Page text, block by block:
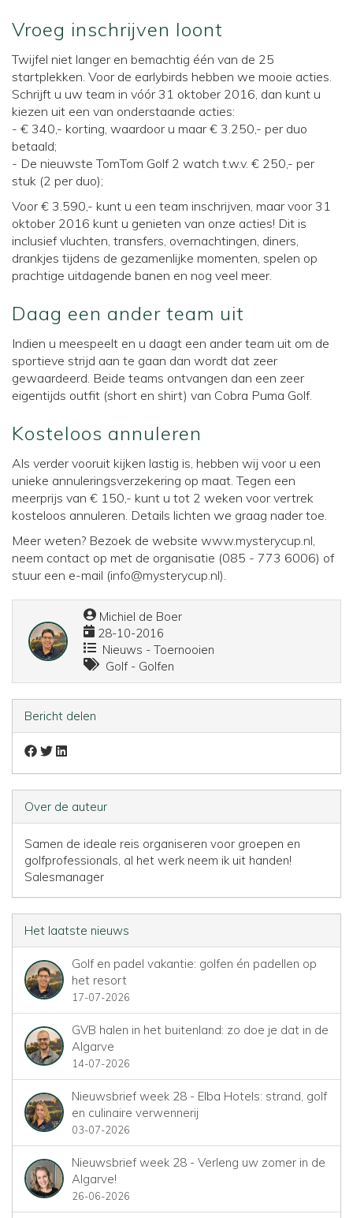
Vroeg inschrijven loont
Twijfel niet langer en bemachtig één van de 25
startplekken. Voor de earlybirds hebben we mooie acties.
Schrijft u uw team in vóór 31 oktober 2016, dan kunt u
kiezen uit een van onderstaande acties:
- € 340,- korting, waardoor u maar € 3.250,- per duo
betaald;
- De nieuwste TomTom Golf 2 watch t.w.v. € 250,- per
stuk (2 per duo);
Voor € 3.590,- kunt u een team inschrijven, maar voor 31
oktober 2016 kunt u genieten van onze acties! Dit is
inclusief vluchten, transfers, overnachtingen, diners,
drankjes tijdens de gezamenlijke momenten, spelen op
prachtige uitdagende banen en nog veel meer.
Daag een ander team uit
Indien u meespeelt en u daagt een ander team uit om de
sportieve strijd aan te gaan dan wordt dat zeer
gewaardeerd. Beide teams ontvangen dan een zeer
eigentijds outfit (short en shirt) van Cobra Puma Golf.
Kosteloos annuleren
Als verder vooruit kijken lastig is, hebben wij voor u een
unieke annuleringsverzekering op maat. Tegen een
meerprijs van € 150,- kunt u tot 2 weken voor vertrek
kosteloos annuleren. Details lichten we graag nader toe.
Meer weten? Bezoek de website www.mysterycup.nl
neem contact op met de organisatie (085 - 773 6006) of
stuur een e-mail (info@mysterycup.nl).
Michiel de Boer
28-10-2016
Nieuws - Toernooien
Golf - Golfen
Bericht delen
Over de auteur
Samen de ideale reis organiseren voor groepen en
golfprofessionals, al het werk neem ik uit handen!
Salesmanager
Het laatste nieuws
Golf en padel vakantie: golfen én padellen op
het resort
17-07-2026
GVB halen in het buitenland: zo doe je dat in de
Algarve
14-07-2026
Nieuwsbrief week 28 - Elba Hotels: strand, golf
en culinaire verwennerij
03-07-2026
Nieuwsbrief week 28 - Verleng uw zomer in de
Algarve!
26-06-2026